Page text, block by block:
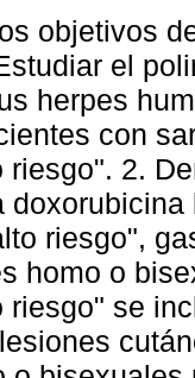
objetivos
el
herpes
con
riesgo". 2.
riesgo",
homo o
riesgo" se